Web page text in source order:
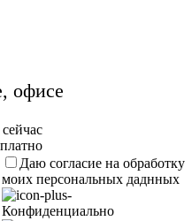
офисе
Даю согласие на обработку
моих персональных даднных
Конфиденциально